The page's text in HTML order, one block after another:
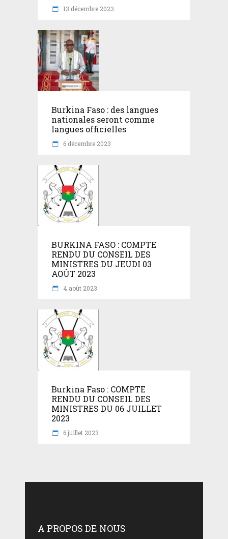
13 décembre 2023
Burkina Faso : des langues
nationales seront comme
langues officielles
6 décembre 2023
BURKINA FASO : COMPTE
RENDU DU CONSEIL DES
MINISTRES DU JEUDI 03
AOÛT 2023
4 août 2023
Burkina Faso : COMPTE
RENDU DU CONSEIL DES
MINISTRES DU 06 JUILLET
2023
6 juillet 2023
A PROPOS DE NOUS